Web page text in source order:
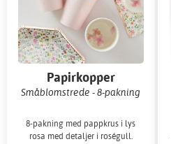
Papirkopper
Småblomstrede - 8-pakning
8-pakning med pappkrus i lys
rosa med detaljer i roségull.